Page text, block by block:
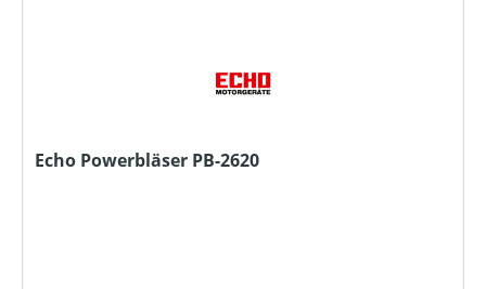
Echo Powerbläser PB-2620